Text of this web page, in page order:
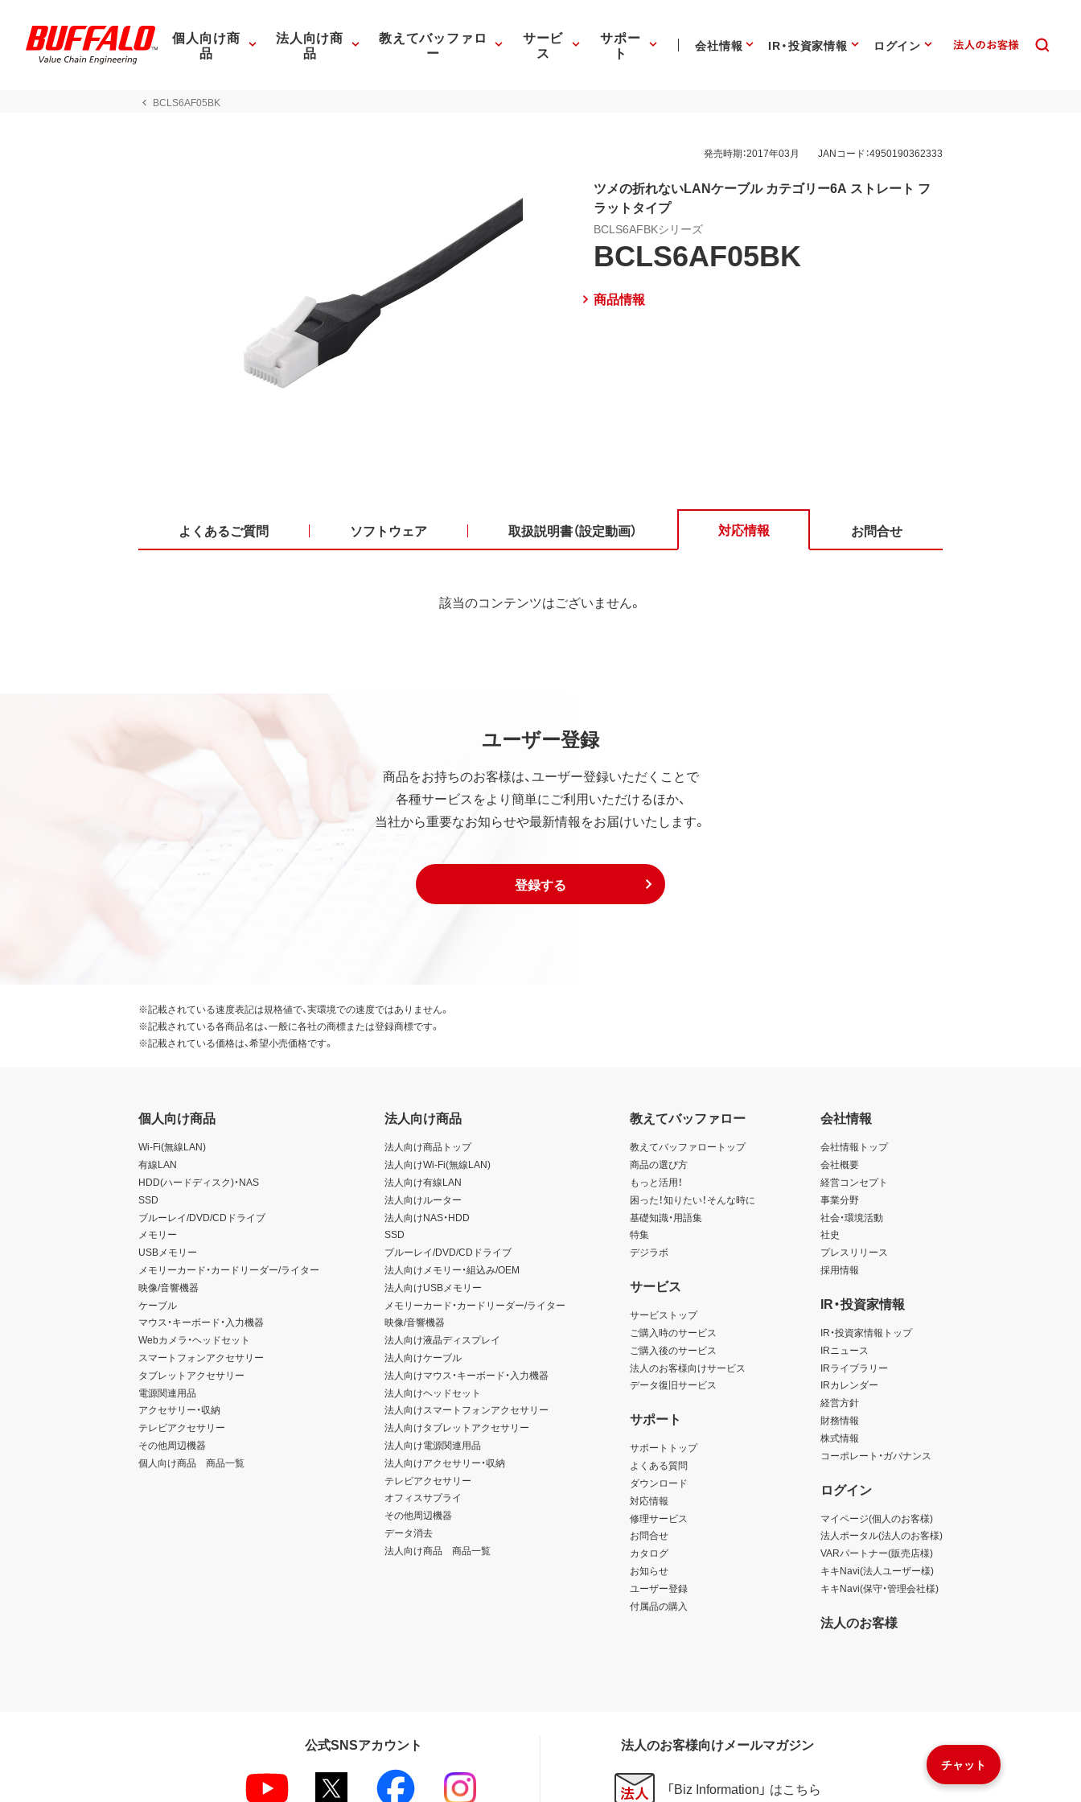
個人向け商
品
法人向け商
品
教えてバッファロ
ー
サービ
ス
サポー
ト 会社情報 IR・投資家情報 ログイン
BCLS6AF05BK
発売時期：2017年03月 JANコード：4950190362333
ツメの折れないLANケーブル カテゴリー6A ストレート フ
ラットタイプ
BCLS6AFBKシリーズ
BCLS6AF05BK
商品情報
よくあるご質問 ソフトウェア 取扱説明書（設定動画） 対応情報 お問合せ
該当のコンテンツはございません。
ユーザー登録
商品をお持ちのお客様は、ユーザー登録いただくことで
各種サービスをより簡単にご利用いただけるほか、
当社から重要なお知らせや最新情報をお届けいたします。
登録する
チャット
※記載されている速度表記は規格値で、実環境での速度ではありません。
※記載されている各商品名は、一般に各社の商標または登録商標です。
※記載されている価格は、希望小売価格です。
個人向け商品
Wi-Fi(無線LAN)
有線LAN
HDD(ハードディスク)・NAS
SSD
ブルーレイ/DVD/CDドライブ
メモリー
USBメモリー
メモリーカード・カードリーダー/ライター
映像/音響機器
ケーブル
マウス・キーボード・入力機器
Webカメラ・ヘッドセット
スマートフォンアクセサリー
タブレットアクセサリー
電源関連用品
アクセサリー・収納
テレビアクセサリー
その他周辺機器
個人向け商品 商品一覧
法人向け商品
法人向け商品トップ
法人向けWi-Fi(無線LAN)
法人向け有線LAN
法人向けルーター
法人向けNAS・HDD
SSD
ブルーレイ/DVD/CDドライブ
法人向けメモリー・組込み/OEM
法人向けUSBメモリー
メモリーカード・カードリーダー/ライター
映像/音響機器
法人向け液晶ディスプレイ
法人向けケーブル
法人向けマウス・キーボード・入力機器
法人向けヘッドセット
法人向けスマートフォンアクセサリー
法人向けタブレットアクセサリー
法人向け電源関連用品
法人向けアクセサリー・収納
テレビアクセサリー
オフィスサプライ
その他周辺機器
データ消去
法人向け商品 商品一覧
教えてバッファロー
教えてバッファロートップ
商品の選び方
もっと活用！
困った！知りたい！そんな時に
基礎知識・用語集
特集
デジラボ
サービス
サービストップ
ご購入時のサービス
ご購入後のサービス
法人のお客様向けサービス
データ復旧サービス
サポート
サポートトップ
よくある質問
ダウンロード
対応情報
修理サービス
お問合せ
カタログ
お知らせ
ユーザー登録
付属品の購入
会社情報
会社情報トップ
会社概要
経営コンセプト
事業分野
社会・環境活動
社史
プレスリリース
採用情報
IR・投資家情報
IR・投資家情報トップ
IRニュース
IRライブラリー
IRカレンダー
経営方針
財務情報
株式情報
コーポレート・ガバナンス
ログイン
マイページ(個人のお客様)
法人ポータル(法人のお客様)
VARパートナー(販売店様)
キキNavi(法人ユーザー様)
キキNavi(保守・管理会社様)
法人のお客様
公式SNSアカウント 法人のお客様向けメールマガジン
「Biz Information」 はこちら